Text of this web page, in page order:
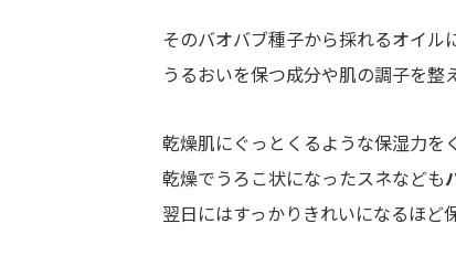
そのバオバブ種子から採れるオイル
うるおいを保つ成分や肌の調子を整
乾燥肌にぐっとくるような保湿力を
乾燥でうろこ状になったスネなども
翌日にはすっかりきれいになるほど